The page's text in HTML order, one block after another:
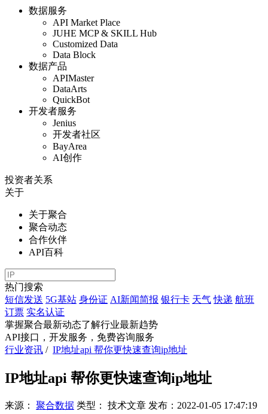
数据服务
API Market Place
JUHE MCP & SKILL Hub
Customized Data
Data Block
数据产品
APIMaster
DataArts
QuickBot
开发者服务
Jenius
开发者社区
BayArea
AI创作
投资者关系
关于
关于聚合
聚合动态
合作伙伴
API百科
热门搜索
短信发送 5G基站 身份证 AI新闻简报 银行卡 天气 快递 航班
订票 实名认证
掌握聚合最新动态了解行业最新趋势
API接口，开发服务，免费咨询服务
行业资讯 / IP地址api 帮你更快速查询ip地址
IP地址api 帮你更快速查询ip地址
来源： 聚合数据 类型： 技术文章 发布： 2022-01-05 17:47:19